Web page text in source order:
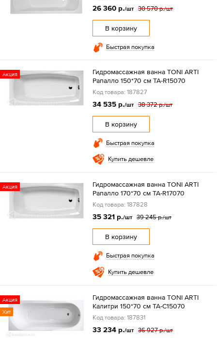
26 360 р./шт 30 570 р./шт
В корзину
Быстрая покупка
Акция
Гидромассажная ванна TONI ARTI
Рапалло 150*70 см TA-R15070
Код товара: 187827
34 535 р./шт 38 372 р./шт
В корзину
Быстрая покупка
Купить дешевле
Акция
Гидромассажная ванна TONI ARTI
Рапалло 170*70 см TA-R17070
Код товара: 187828
35 321 р./шт 39 245 р./шт
В корзину
Быстрая покупка
Купить дешевле
Акция
Хит
Гидромассажная ванна TONI ARTI
Калитри 150*70 см TA-C15070
Код товара: 187831
33 234 р./шт 36 927 р./шт